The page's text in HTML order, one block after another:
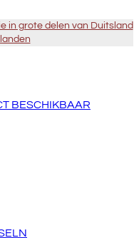
in grote delen van Duitsland
BESCHIKBAAR